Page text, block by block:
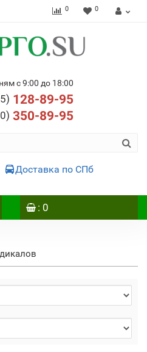
0 0
с 9:00 до 18:00
128-89-95
350-89-95
Доставка по СПб
: 0